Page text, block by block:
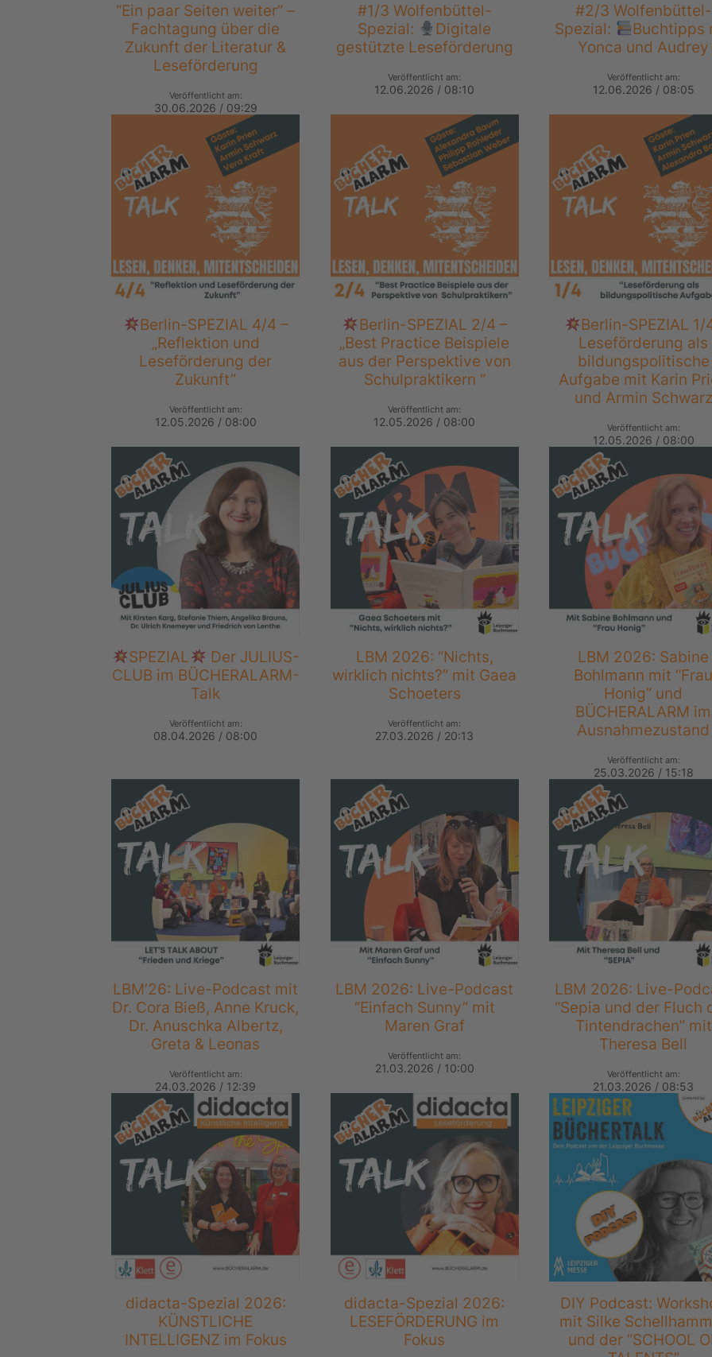
“Ein paar Seiten weiter” –
Fachtagung über die
Zukunft der Literatur &
Leseförderung
Veröffentlicht am:
30.06.2026 / 09:29
#1/3 Wolfenbüttel-
Spezial:
Digitale
gestützte Leseförderung
Veröffentlicht am:
12.06.2026 / 08:10
#2/3 Wolfenbüttel-
Spezial:
Buchtipps
Yonca und Audrey
Veröffentlicht am:
12.06.2026 / 08:05
Berlin-SPEZIAL 4/4 –
„Reflektion und
Leseförderung der
Zukunft”
Veröffentlicht am:
12.05.2026 / 08:00
Berlin-SPEZIAL 2/4 –
„Best Practice Beispiele
aus der Perspektive von
Schulpraktikern “
Veröffentlicht am:
12.05.2026 / 08:00
Berlin-SPEZIAL 1/
Leseförderung als
bildungspolitische
Aufgabe mit Karin
und Armin Schwarz
Veröffentlicht am:
12.05.2026 / 08:00
SPEZIAL
Der JULIUS-
CLUB im BÜCHERALARM-
Talk
Veröffentlicht am:
08.04.2026 / 08:00
LBM 2026: “Nichts,
wirklich nichts?” mit Gaea
Schoeters
Veröffentlicht am:
27.03.2026 / 20:13
LBM 2026: Sabine
Bohlmann mit
Honig” und
BÜCHERALARM im
Ausnahmezustand
Veröffentlicht am:
25.03.2026 / 15:18
LBM’26: Live-Podcast mit
Dr. Cora Bieß, Anne Kruck,
Dr. Anuschka Albertz,
Greta & Leonas
Veröffentlicht am:
24.03.2026 / 12:39
LBM 2026: Live-Podcast
“Einfach Sunny” mit
Maren Graf
Veröffentlicht am:
21.03.2026 / 10:00
LBM 2026: Live-
“Sepia und der Fluch
Tintendrachen” mit
Theresa Bell
Veröffentlicht am:
21.03.2026 / 08:53
didacta-Spezial 2026:
KÜNSTLICHE
INTELLIGENZ im Fokus
didacta-Spezial 2026:
LESEFÖRDERUNG im
Fokus
DIY Podcast:
mit Silke
und der “SCHOOL